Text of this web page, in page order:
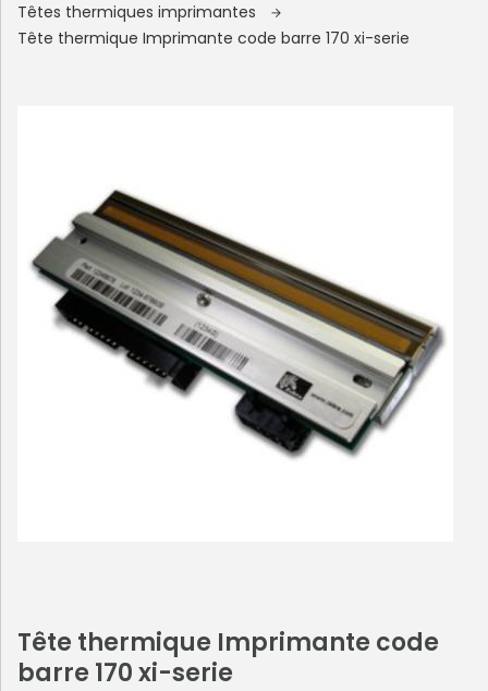
Têtes thermiques imprimantes
Tête thermique Imprimante code barre 170 xi-serie
Tête thermique Imprimante code
barre 170 xi-serie